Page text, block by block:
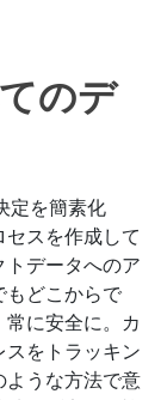
のデ
定を簡素化
スを作成して
トデータへのア
もどこからで
に安全に。カ
をトラッキン
ような方法で意